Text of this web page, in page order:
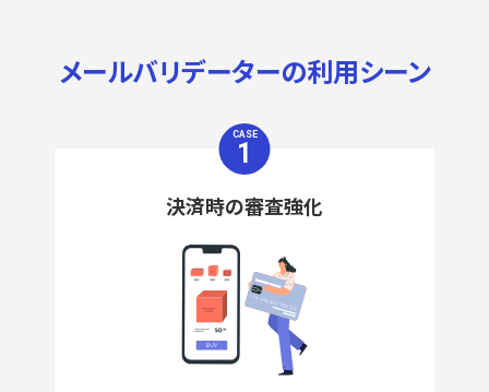
メールバリデーターの利用シーン
CASE
1
決済時の審査強化